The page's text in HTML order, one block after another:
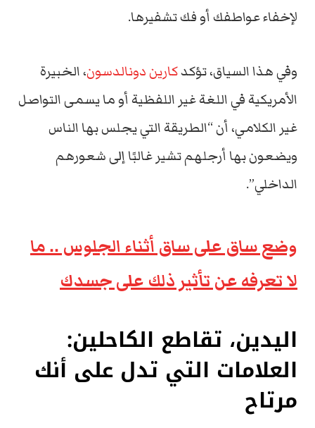
لإخفاء عواطفك أو فك تشفيرها.
وفي هذا السياق، تؤكدكارين دونالدسون، الخبيرة
الأمريكية في اللغة غير اللفظية أو ما يسمى التواصل
غير الكلامي، أن “الطريقة التي يجلس بها الناس
ويضعون بها أرجلهم تشير غالبًا إلى شعورهم
الداخلي”.
وضع ساق على ساق أثناء الجلوس .. ما
لا تعرفه عن تأثير ذلك على جسدك
اليدين، تقاطع الكاحلين:
العلامات التي تدل على أنك
مرتاح